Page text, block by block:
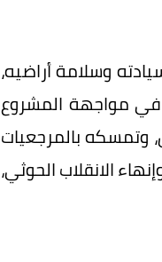
وسلامة أراضيه،
في مواجهة المشروع
وتمسكه بالمرجعيات
الانقلاب الحوثي،